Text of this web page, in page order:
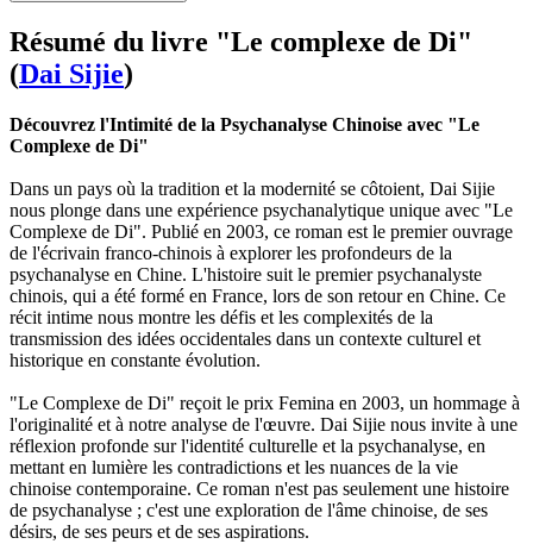
Résumé du livre "Le complexe de Di"
(Dai Sijie)
Découvrez l'Intimité de la Psychanalyse Chinoise avec "Le
Complexe de Di"
Dans un pays où la tradition et la modernité se côtoient, Dai Sijie
nous plonge dans une expérience psychanalytique unique avec "Le
Complexe de Di". Publié en 2003, ce roman est le premier ouvrage
de l'écrivain franco-chinois à explorer les profondeurs de la
psychanalyse en Chine. L'histoire suit le premier psychanalyste
chinois, qui a été formé en France, lors de son retour en Chine. Ce
récit intime nous montre les défis et les complexités de la
transmission des idées occidentales dans un contexte culturel et
historique en constante évolution.
"Le Complexe de Di" reçoit le prix Femina en 2003, un hommage à
l'originalité et à notre analyse de l'œuvre. Dai Sijie nous invite à une
réflexion profonde sur l'identité culturelle et la psychanalyse, en
mettant en lumière les contradictions et les nuances de la vie
chinoise contemporaine. Ce roman n'est pas seulement une histoire
de psychanalyse ; c'est une exploration de l'âme chinoise, de ses
désirs, de ses peurs et de ses aspirations.